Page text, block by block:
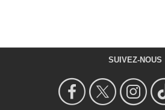
SUIVEZ-NOUS